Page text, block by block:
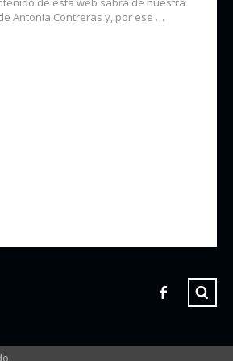
Antonia Contreras y, por ese …